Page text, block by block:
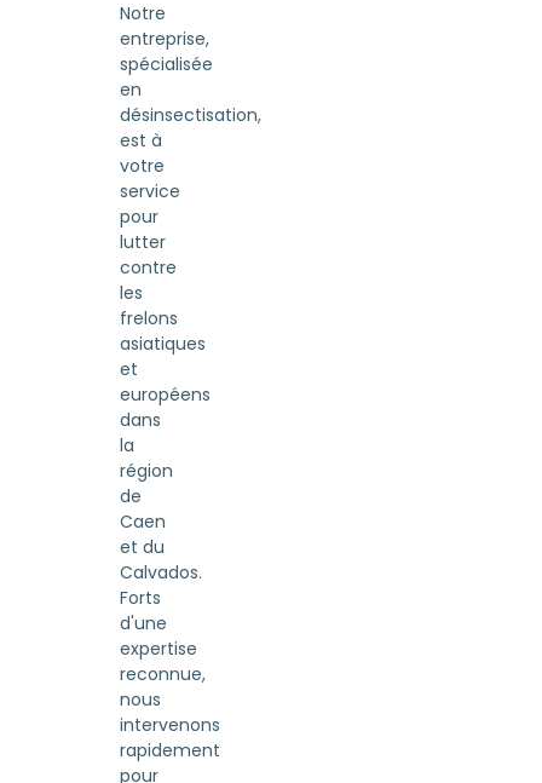
Notre
entreprise,
spécialisée
en
désinsectisation,
est à
votre
service
pour
lutter
contre
les
frelons
asiatiques
et
européens
dans
la
région
de
Caen
et du
Calvados.
Forts
d'une
expertise
reconnue,
nous
intervenons
rapidement
pour